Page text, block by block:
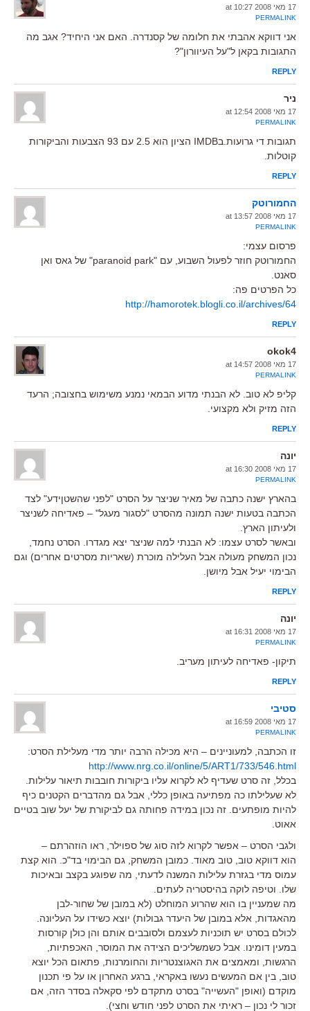
17 מאי 2008 at 10:27
PERMALINK
אני דווקא אהבתי את חלומה של קסנדרה. האם אני היחיד? אגב מה
התגובות בקאן ל"על העיוורון"?
REPLY
ניר
17 מאי 2008 at 12:54
PERMALINK
תגובות די גרועות.בIMDB הציון הוא 2.5 עם 93 הצבעות והביקורות
קוטלות.
REPLY
החמורוטק
17 מאי 2008 at 13:57
PERMALINK
פרסום עצמי:
החמורוטק חוזר לפעול השבוע, עם "paranoid park" של גאס ואן
סאנט.
כל הפרטים פה:
http://hamorotek.blogli.co.il/archives/64
REPLY
okok4
17 מאי 2008 at 14:57
PERMALINK
קליפ לא טוב. לא הבנתי מדוע הבמאי נמנע משימוש בחצובה; הרעד
הזה מזיק ולא מקצועי.
REPLY
יונה
17 מאי 2008 at 16:30
PERMALINK
בהארץ ישנה כתבה של מאיר שניצר על הסרט "לפני שהשטןידע" לצד
הכתבה בטעות ישנה תמונה מהסרט "לסגור מעגל" – פאדיחה לשניצר
ולעיתון הארץ.
ובאשר לסרט עצמו: לא הבנתי למה שניצר יצא מגדרו. הסרט נחמד,
נכון המשחק מעולה אבל העלילה מוכרת (שאריות מסרטים אחרים) וגם
הבימוי יעיל אבל מיושן.
REPLY
יונה
17 מאי 2008 at 16:31
PERMALINK
תיקון- פאדיחה לעיתון מעריב.
REPLY
סטיבי
17 מאי 2008 at 16:59
PERMALINK
זו הכתבה, למעוניינים – היא מכילה הרבה יותר מדי מעלילת הסרט:
http://www.nrg.co.il/online/5/ART1/733/546.html
בכלל, זה סרט שעדיף לא לקרוא עליו ביקורות חובבות תיאור עלילות.
לא שעלילתו כה מפתיעה באופן כללי, אבל גם מהדברים הקטנים כיף
להיות מופתעים. זה נכון במידה פחותה גם לביקורת של יעל שוב בטיים
אאוט.
ולגבי הסרט – אפשר לקרוא לזה סוג של ספוילר, ראו הוזהרתם –
הוא דווקא טוב, טוב מאוד. כמובן המשחק, גם הבימוי בד"כ. הוא קצת
עמוס מדי בגזרת עלילות המשנה לדעתי, מה שפוגע בקצב ובאיכות
שלו. וטיפה לוקה בהיסטריה לעתים.
מה שמעניין בו הוא שהרוע המוחלט (לא במובן של שחור-לבן
מהאגדות, אלא במובן של היעדר גבולות) יוצא כשידו על העליונה.
לכולם בסרט יש תוכניות לעצמם ולסובבים אותם והן כולן קורסות
במעין דומינו. אבל כשמשליכים הצידה את המוסר, האכפתיות,
הרגשות, ומאמצים את האגוצנטריות והחומרנות, פתאום הכל יוצא
טוב, בין אם המעשים נעשו באקראי, ברגע האחרון או על פי תכנון
מוקדם (ואופן "העשייה" בסרט מתקדם לפי סקאלה בסדר הזה, אם
זכור לי נכון – ראיתי את הסרט לפני חודש וחצי).